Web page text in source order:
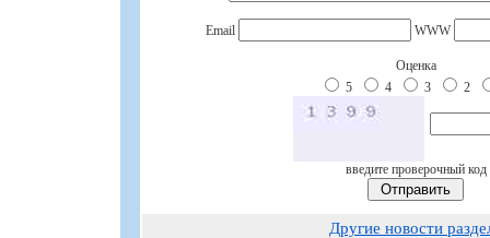
Email WWW
Оценка
5
4 3 2
введите проверочный код
Другие новости